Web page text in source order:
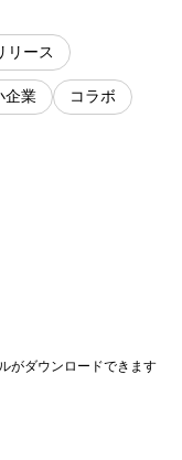
リース
企業 コラボ
がダウンロードできます